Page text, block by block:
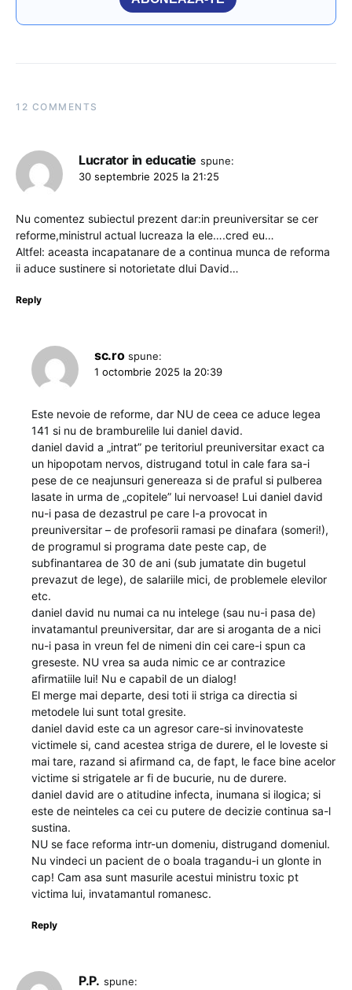
12 COMMENTS
Lucrator in educatie spune:
30 septembrie 2025 la 21:25
Nu comentez subiectul prezent dar:in preuniversitar se cer
reforme,ministrul actual lucreaza la ele….cred eu…
Altfel: aceasta incapatanare de a continua munca de reforma
ii aduce sustinere si notorietate dlui David…
Reply
sc.ro spune:
1 octombrie 2025 la 20:39
Este nevoie de reforme, dar NU de ceea ce aduce legea
141 si nu de bramburelile lui daniel david.
daniel david a „intrat” pe teritoriul preuniversitar exact ca
un hipopotam nervos, distrugand totul in cale fara sa-i
pese de ce neajunsuri genereaza si de praful si pulberea
lasate in urma de „copitele” lui nervoase! Lui daniel david
nu-i pasa de dezastrul pe care l-a provocat in
preuniversitar – de profesorii ramasi pe dinafara (someri!),
de programul si programa date peste cap, de
subfinantarea de 30 de ani (sub jumatate din bugetul
prevazut de lege), de salariile mici, de problemele elevilor
etc.
daniel david nu numai ca nu intelege (sau nu-i pasa de)
invatamantul preuniversitar, dar are si aroganta de a nici
nu-i pasa in vreun fel de nimeni din cei care-i spun ca
greseste. NU vrea sa auda nimic ce ar contrazice
afirmatiile lui! Nu e capabil de un dialog!
El merge mai departe, desi toti ii striga ca directia si
metodele lui sunt total gresite.
daniel david este ca un agresor care-si invinovateste
victimele si, cand acestea striga de durere, el le loveste si
mai tare, razand si afirmand ca, de fapt, le face bine acelor
victime si strigatele ar fi de bucurie, nu de durere.
daniel david are o atitudine infecta, inumana si ilogica; si
este de neinteles ca cei cu putere de decizie continua sa-l
sustina.
NU se face reforma intr-un domeniu, distrugand domeniul.
Nu vindeci un pacient de o boala tragandu-i un glonte in
cap! Cam asa sunt masurile acestui ministru toxic pt
victima lui, invatamantul romanesc.
Reply
P.P. spune: